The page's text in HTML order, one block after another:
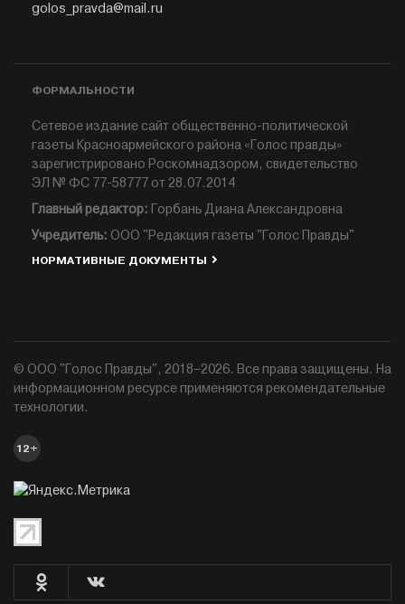
golos_pravda@mail.ru
ФОРМАЛЬНОСТИ
Сетевое издание сайт общественно-политической
газеты Красноармейского района «Голос правды»
зарегистрировано Роскомнадзором, свидетельство
ЭЛ № ФС 77-58777 от 28.07.2014
Главный редактор: Горбань Диана Александровна
Учредитель: ООО "Редакция газеты "Голос Правды"
НОРМАТИВНЫЕ ДОКУМЕНТЫ
© ООО "Голос Правды", 2018–2026. Все права защищены. На
информационном ресурсе применяются рекомендательные
технологии.
12+